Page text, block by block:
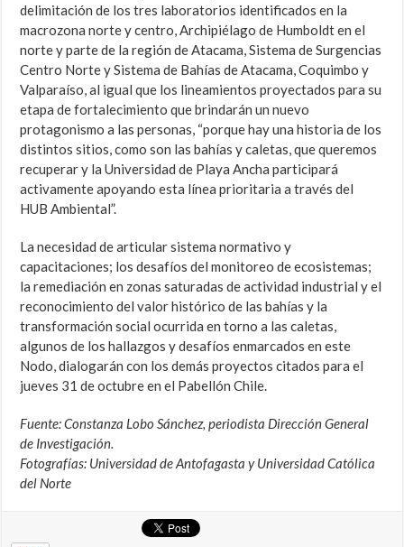
delimitación de los tres laboratorios identificados en la
macrozona norte y centro, Archipiélago de Humboldt en el
norte y parte de la región de Atacama, Sistema de Surgencias
Centro Norte y Sistema de Bahías de Atacama, Coquimbo y
Valparaíso, al igual que los lineamientos proyectados para su
etapa de fortalecimiento que brindarán un nuevo
protagonismo a las personas, “porque hay una historia de los
distintos sitios, como son las bahías y caletas, que queremos
recuperar y la Universidad de Playa Ancha participará
activamente apoyando esta línea prioritaria a través del
HUB Ambiental”.
La necesidad de articular sistema normativo y
capacitaciones; los desafíos del monitoreo de ecosistemas;
la remediación en zonas saturadas de actividad industrial y el
reconocimiento del valor histórico de las bahías y la
transformación social ocurrida en torno a las caletas,
algunos de los hallazgos y desafíos enmarcados en este
Nodo, dialogarán con los demás proyectos citados para el
jueves 31 de octubre en el Pabellón Chile.
Fuente: Constanza Lobo Sánchez, periodista Dirección General
de Investigación.
Fotografías: Universidad de Antofagasta y Universidad Católica
del Norte